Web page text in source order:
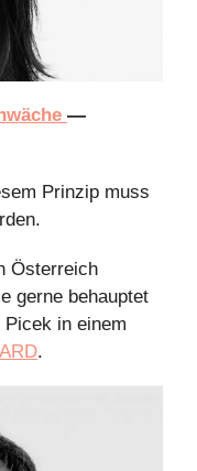
—
Prinzip muss
Österreich
gerne behauptet
in einem
.